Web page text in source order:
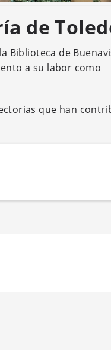
de
Biblioteca de
a su labor como
que han